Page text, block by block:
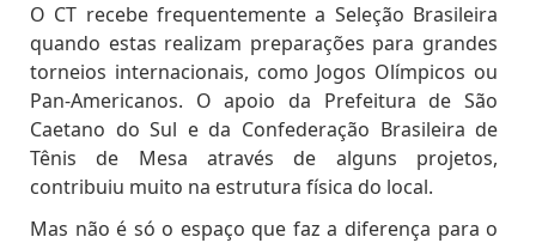
O CT recebe frequentemente a Seleção Brasileira
quando estas realizam preparações para grandes
torneios internacionais, como Jogos Olímpicos ou
Pan-Americanos. O apoio da Prefeitura de São
Caetano do Sul e da Confederação Brasileira de
Tênis de Mesa através de alguns projetos,
contribuiu muito na estrutura física do local.
Mas não é só o espaço que faz a diferença para o